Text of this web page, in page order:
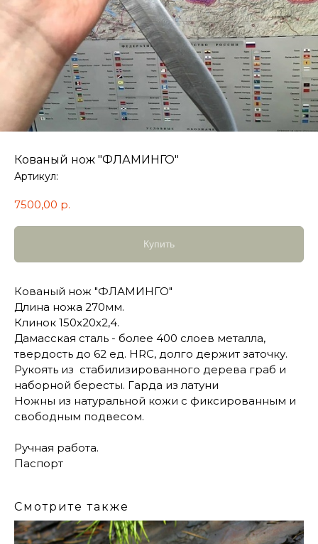
Кованый нож "ФЛАМИНГО"​
Артикул:
7500,00 р.
Купить
Кованый нож "ФЛАМИНГО"​
Длина ножа 270мм.​
Клинок 150х20х2,4.​
Дамасская сталь - более 400 слоев металла,
твердость до 62 ед. HRC, долго держит заточку.
Рукоять из ​ стабилизированного дерева граб и
наборной бересты. Гарда из латуни
Ножны из натуральной кожи с фиксированным и
свободным подвесом.
Ручная работа.​
Паспорт
Смотрите также